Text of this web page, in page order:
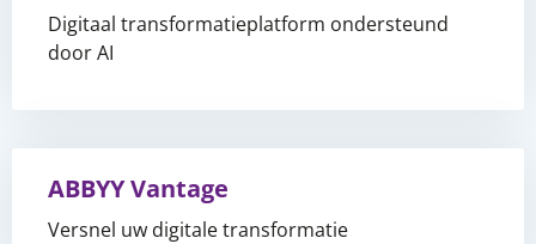
Digitaal transformatieplatform ondersteund
door AI
ABBYY Vantage
Versnel uw digitale transformatie